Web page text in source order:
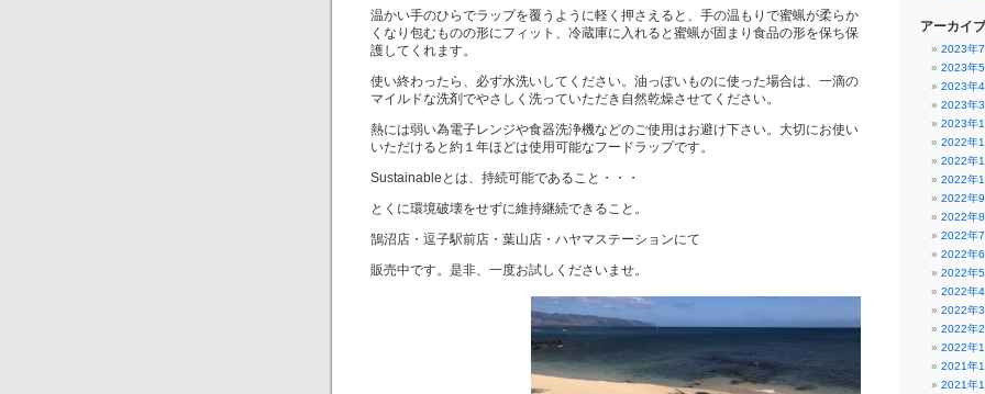
温かい手のひらでラップを覆うように軽く押さえると、手の温もりで蜜蝋が柔らか
くなり包むものの形にフィット、冷蔵庫に入れると蜜蝋が固まり食品の形を保ち保
護してくれます。
使い終わったら、必ず水洗いしてください。油っぽいものに使った場合は、一滴の
マイルドな洗剤でやさしく洗っていただき自然乾燥させてください。
熱には弱い為電子レンジや食器洗浄機などのご使用はお避け下さい。大切にお使い
いただけると約１年ほどは使用可能なフードラップです。
Sustainableとは、持続可能であること・・・
とくに環境破壊をせずに維持継続できること。
鵠沼店・逗子駅前店・葉山店・ハヤマステーションにて
販売中です。是非、一度お試しくださいませ。
アーカイブ
2023年7
2023年5
2023年4
2023年3
2023年1
2022年
2022年
2022年
2022年9
2022年8
2022年7
2022年6
2022年5
2022年4
2022年3
2022年2
2022年1
2021年
2021年